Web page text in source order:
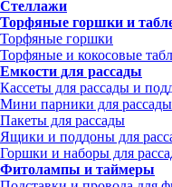
Стеллажи
Торфяные горшки и
Торфяные горшки
Торфяные и кокосовые
Емкости для рассады
Кассеты для рассады и
Мини парники для рассады
Пакеты для рассады
Ящики и поддоны для
Горшки и наборы для
Фитолампы и таймеры